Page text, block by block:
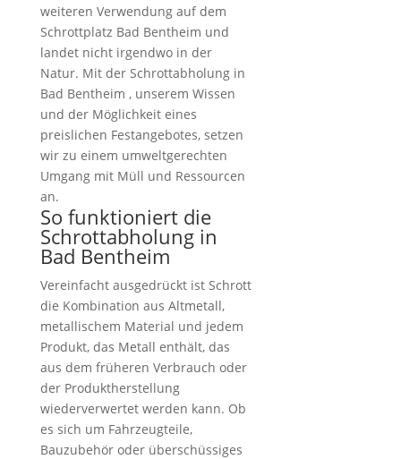
weiteren Verwendung auf dem
Schrottplatz Bad Bentheim und
landet nicht irgendwo in der
Natur. Mit der Schrottabholung in
Bad Bentheim , unserem Wissen
und der Möglichkeit eines
preislichen Festangebotes, setzen
wir zu einem umweltgerechten
Umgang mit Müll und Ressourcen
an.
So funktioniert die
Schrottabholung in
Bad Bentheim
Vereinfacht ausgedrückt ist Schrott
die Kombination aus Altmetall,
metallischem Material und jedem
Produkt, das Metall enthält, das
aus dem früheren Verbrauch oder
der Produktherstellung
wiederverwertet werden kann. Ob
es sich um Fahrzeugteile,
Bauzubehör oder überschüssiges